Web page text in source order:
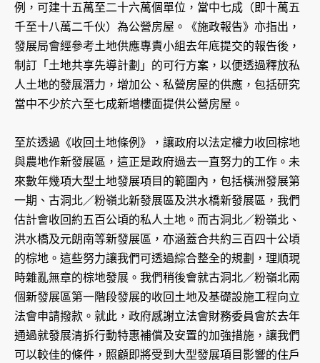
例，可建十五萬至二十六萬個單位，當中七成（即十萬五
千至十八萬二千伙）為公營房屋。《施政報告》亦指出，
發展局會經參考土地供應專責小組去年底提交的報告後，
制訂「土地共享先導計劃」的可行方案，以便透過釋放私
人土地的發展潛力，增加公、私營房屋的供應，包括研究
當中不少於六至七成新增樓面提供公營房屋。
至於透過《收回土地條例》，讓政府以法定權力收回棕地
與農地作新發展區，這正是政府過去一直努力的工作。未
來數年幾項大型土地發展項目的範圍內，包括橫洲發展第
一期、古洞北／粉嶺北新發展區及洪水橋新發展區，我們
估計會收回約五百公頃的私人土地。而古洞北／粉嶺北、
洪水橋及元朗南等新發展區，亦涵蓋合共約三百四十公頃
的棕地。這些努力讓我們可透過綜合整全的規劃，理順現
時雜亂無章的棕地發展。我們稍後會就古洞北／粉嶺北兩
個新發展區第一階段發展的收回土地及基礎設施工程向立
法會申請撥款。就此，政府感謝立法會財務委員會於去年
通過就發展清拆行動特惠補償及安置的加強措施，讓我們
可以較佳的條件，照顧即將受到大型發展項目影響的住戶